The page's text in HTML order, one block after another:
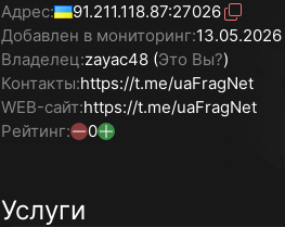
Адрес:
91.211.118.87:27026
Добавлен в мониторинг:13.05.2026
Владелец:zayac48 (Это Вы?)
Контакты:https://t.me/uaFragNet
WEB-сайт:https://t.me/uaFragNet
Рейтинг:
0
Услуги